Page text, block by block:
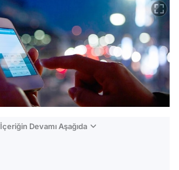
İçeriğin Devamı Aşağıda